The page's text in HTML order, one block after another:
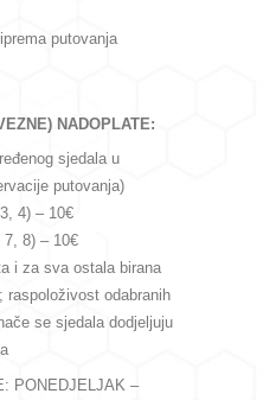
putovanja
NADOPLATE:
sjedala u
putovanja)
4) – 10€
8) – 10€
i za sva ostala birana
raspoloživost odabranih
se sjedala dodjeljuju
PONEDJELJAK –